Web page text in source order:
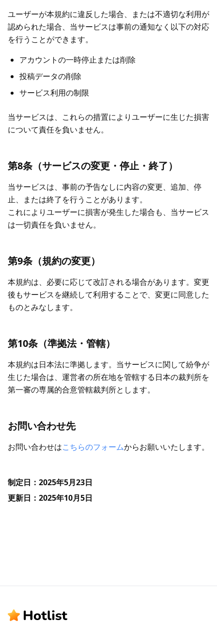
ユーザーが本規約に違反した場合、または不適切な利用が
認められた場合、当サービスは事前の通知なく以下の対応
を行うことができます。
アカウントの一時停止または削除
投稿データの削除
サービス利用の制限
当サービスは、これらの措置によりユーザーに生じた損害
について責任を負いません。
第8条（サービスの変更・停止・終了）
当サービスは、事前の予告なしに内容の変更、追加、停
止、または終了を行うことがあります。
これによりユーザーに損害が発生した場合も、当サービス
は一切責任を負いません。
第9条（規約の変更）
本規約は、必要に応じて改訂される場合があります。変更
後もサービスを継続して利用することで、変更に同意した
ものとみなします。
第10条（準拠法・管轄）
本規約は日本法に準拠します。当サービスに関して紛争が
生じた場合は、運営者の所在地を管轄する日本の裁判所を
第一審の専属的合意管轄裁判所とします。
お問い合わせ先
お問い合わせはこちらのフォームからお願いいたします。
制定日：2025年5月23日
更新日：2025年10月5日